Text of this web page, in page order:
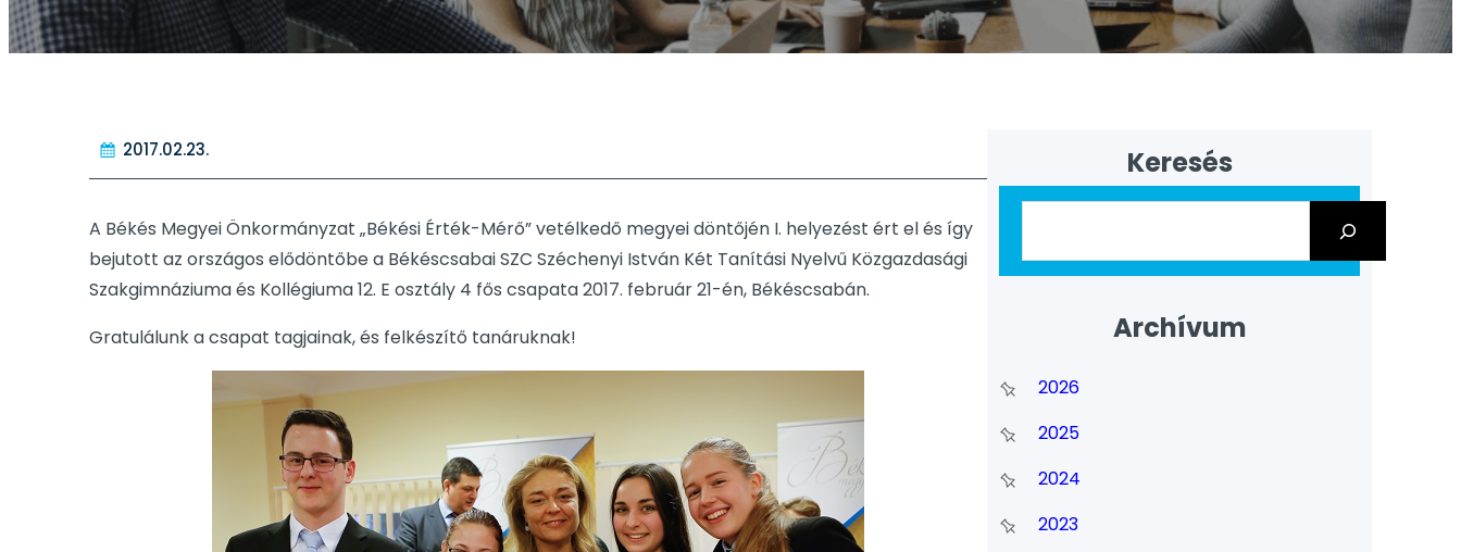
2017.02.23.
A Békés Megyei Önkormányzat „Békési Érték-Mérő” vetélkedő megyei döntőjén I. helyezést ért el és így
bejutott az országos elődöntőbe a Békéscsabai SZC Széchenyi István Két Tanítási Nyelvű Közgazdasági
Szakgimnáziuma és Kollégiuma 12. E osztály 4 fős csapata 2017. február 21-én, Békéscsabán.
Gratulálunk a csapat tagjainak, és felkészítő tanáruknak!
Keresés
Archívum
2026
2025
2024
2023